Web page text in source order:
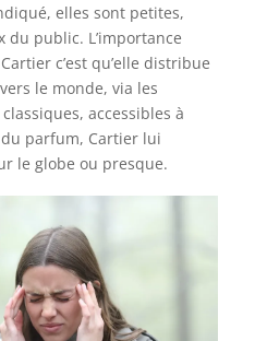
elles sont petites,
du public. L’importance
c’est qu’elle distribue
le monde, via les
accessibles à
parfum, Cartier lui
le globe ou presque.